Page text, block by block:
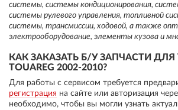
системы, системы кондиционирования,
системы рулевого управления, топливной
системы, трансмиссии, ходовой, а также
электрооборудование, элементы кузова и
КАК ЗАКАЗАТЬ Б/У ЗАПЧАСТИ ДЛЯ
TOUAREG 2002-2010?
Для работы с сервисом требуется
регистрация на сайте или авторизация
необходимо, чтобы вы могли узнать